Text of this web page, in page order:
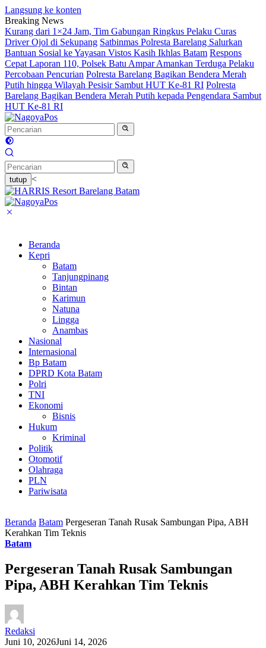
Langsung ke konten
Breaking News
Kurang dari 1×24 Jam, Tim Gabungan Ringkus Pelaku Curas
Driver Ojol di Sekupang Satbinmas Polresta Barelang Salurkan
Bantuan Sosial ke Yayasan Vistos Kasih Ikhlas Batam Respons
Cepat Laporan 110, Polsek Batu Ampar Amankan Terduga Pelaku
Percobaan Pencurian Polresta Barelang Bagikan Bendera Merah
Putih hingga Wilayah Pesisir Sambut HUT Ke-81 RI Polresta
Barelang Bagikan Bendera Merah Putih kepada Pengendara Sambut
HUT Ke-81 RI
tutup <
Beranda
Kepri
Batam
Tanjungpinang
Bintan
Karimun
Natuna
Lingga
Anambas
Nasional
Internasional
Bp Batam
DPRD Kota Batam
Polri
TNI
Ekonomi
Bisnis
Hukum
Kriminal
Politik
Otomotif
Olahraga
PLN
Pariwisata
Beranda Batam Pergeseran Tanah Rusak Sambungan Pipa, ABH
Kerahkan Tim Teknis
Batam
Pergeseran Tanah Rusak Sambungan
Pipa, ABH Kerahkan Tim Teknis
Redaksi
Juni 10, 2026Juni 14, 2026